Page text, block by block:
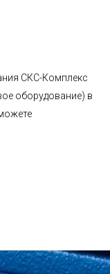
СКС-Комплекс
оборудование) в